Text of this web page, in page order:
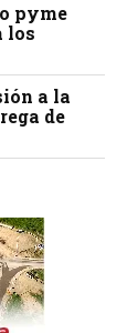
pyme
los
a la
de